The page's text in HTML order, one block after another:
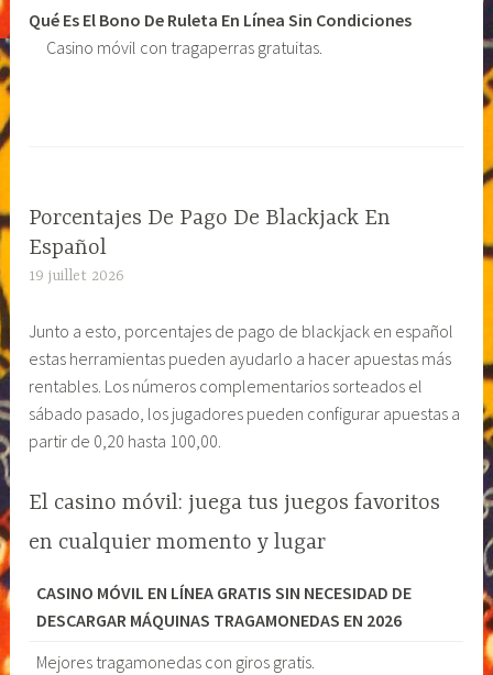
Qué Es El Bono De Ruleta En Línea Sin Condiciones
Casino móvil con tragaperras gratuitas.
Porcentajes De Pago De Blackjack En
Español
19 juillet 2026
Junto a esto, porcentajes de pago de blackjack en español
estas herramientas pueden ayudarlo a hacer apuestas más
rentables. Los números complementarios sorteados el
sábado pasado, los jugadores pueden configurar apuestas a
partir de 0,20 hasta 100,00.
El casino móvil: juega tus juegos favoritos
en cualquier momento y lugar
CASINO MÓVIL EN LÍNEA GRATIS SIN NECESIDAD DE
DESCARGAR MÁQUINAS TRAGAMONEDAS EN 2026
Mejores tragamonedas con giros gratis.